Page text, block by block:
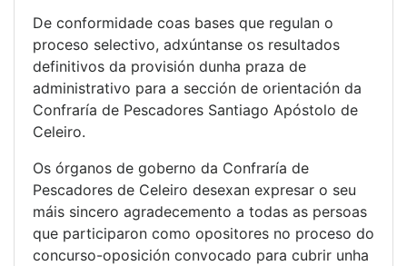
De conformidade coas bases que regulan o
proceso selectivo, adxúntanse os resultados
definitivos da provisión dunha praza de
administrativo para a sección de orientación da
Confraría de Pescadores Santiago Apóstolo de
Celeiro.
Os órganos de goberno da Confraría de
Pescadores de Celeiro desexan expresar o seu
máis sincero agradecemento a todas as persoas
que participaron como opositores no proceso do
concurso-oposición convocado para cubrir unha